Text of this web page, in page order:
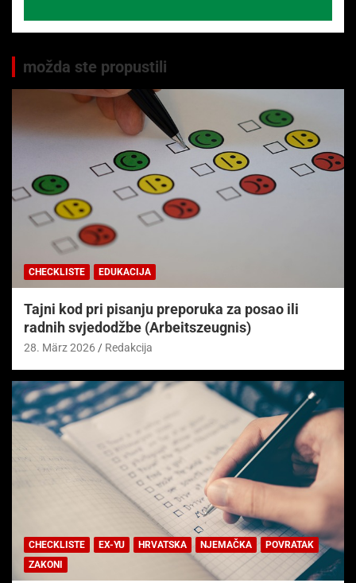
možda ste propustili
CHECKLISTE EDUKACIJA
Tajni kod pri pisanju preporuka za posao ili
radnih svjedodžbe (Arbeitszeugnis)
28. März 2026 Redakcija
CHECKLISTE EX-YU HRVATSKA NJEMAČKA
POVRATAK
ZAKONI